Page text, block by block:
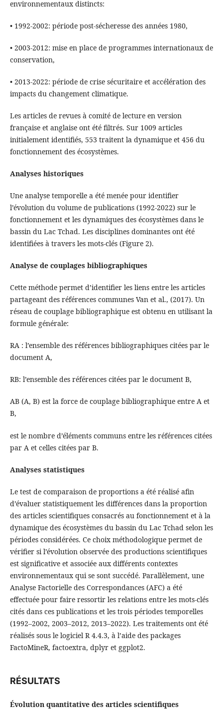
environnementaux distincts:
• 1992-2002: période post-sécheresse des années 1980,
• 2003-2012: mise en place de programmes internationaux de
conservation,
• 2013-2022: période de crise sécuritaire et accélération des
impacts du changement climatique.
Les articles de revues à comité de lecture en version
française et anglaise ont été filtrés. Sur 1009 articles
initialement identifiés, 553 traitent la dynamique et 456 du
fonctionnement des écosystèmes.
Analyses historiques
Une analyse temporelle a été menée pour identifier
l’évolution du volume de publications (1992-2022) sur le
fonctionnement et les dynamiques des écosystèmes dans le
bassin du Lac Tchad. Les disciplines dominantes ont été
identifiées à travers les mots-clés (Figure 2).
Analyse de couplages bibliographiques
Cette méthode permet d’identifier les liens entre les articles
partageant des références communes Van et al., (2017). Un
réseau de couplage bibliographique est obtenu en utilisant la
formule générale:
RA​ : l’ensemble des références bibliographiques citées par le
document A,
RB​: l’ensemble des références citées par le document B,
AB (A, B) est la force de couplage bibliographique entre A et
B,
est le nombre d’éléments communs entre les références citées
par A et celles citées par B.
Analyses statistiques
Le test de comparaison de proportions a été réalisé afin
d’évaluer statistiquement les différences dans la proportion
des articles scientifiques consacrés au fonctionnement et à la
dynamique des écosystèmes du bassin du Lac Tchad selon les
périodes considérées. Ce choix méthodologique permet de
vérifier si l’évolution observée des productions scientifiques
est significative et associée aux différents contextes
environnementaux qui se sont succédé. Parallèlement, une
Analyse Factorielle des Correspondances (AFC) a été
effectuée pour faire ressortir les relations entre les mots-clés
cités dans ces publications et les trois périodes temporelles
(1992–2002, 2003–2012, 2013–2022). Les traitements ont été
réalisés sous le logiciel R 4.4.3, à l’aide des packages
FactoMineR, factoextra, dplyr et ggplot2.
RÉSULTATS
Évolution quantitative des articles scientifiques